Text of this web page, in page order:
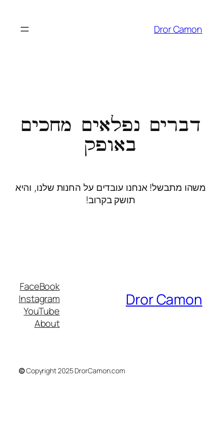
Dror Camon
דברים נפלאים מחכים
באופק
משהו מתבשל! אנחנו עובדים על החנות שלנו, והיא
תושק בקרוב!
Dror Camon
FaceBook
Instagram
YouTube
About
Copyright 2025 DrorCamon.com
©